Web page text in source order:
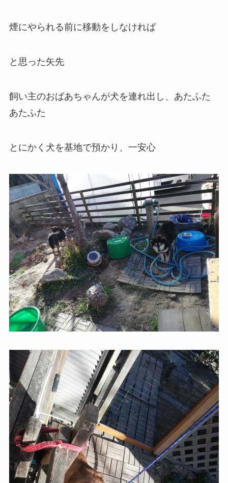
煙にやられる前に移動をしなければ
と思った矢先
飼い主のおばあちゃんが犬を連れ出し、あたふた
あたふた
とにかく犬を基地で預かり、一安心